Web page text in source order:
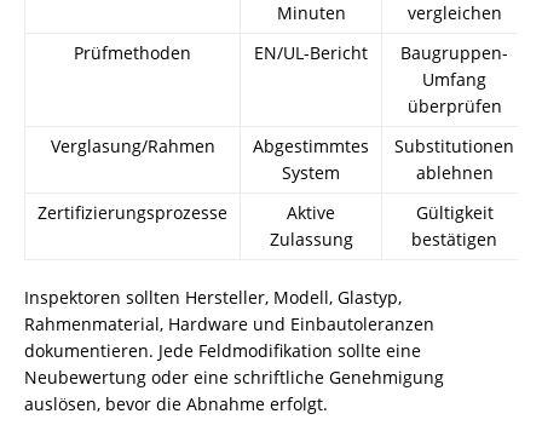
Minuten
vergleichen
Prüfmethoden
EN/UL-Bericht
Baugruppen-
Umfang
überprüfen
Verglasung/Rahmen
Abgestimmtes
System
Substitutionen
ablehnen
Zertifizierungsprozesse
Aktive
Zulassung
Gültigkeit
bestätigen
Inspektoren sollten Hersteller, Modell, Glastyp,
Rahmenmaterial, Hardware und Einbautoleranzen
dokumentieren. Jede Feldmodifikation sollte eine
Neubewertung oder eine schriftliche Genehmigung
auslösen, bevor die Abnahme erfolgt.